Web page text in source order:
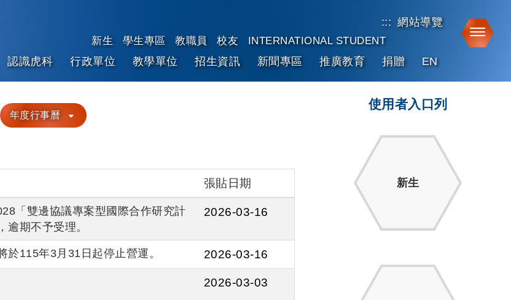
::: 網站導覽
新生 學生專區 教職員 校友 INTERNATIONAL STUDENT
認識虎科 行政單位 教學單位 招生資訊 新聞專區 推廣教育 捐贈 EN
年度行事曆
張貼日期
「雙邊協議專案型國際合作研究計
期不予受理。
2026-03-16
115年3月31日起停止營運。 2026-03-16
2026-03-03
使用者入口列
新生